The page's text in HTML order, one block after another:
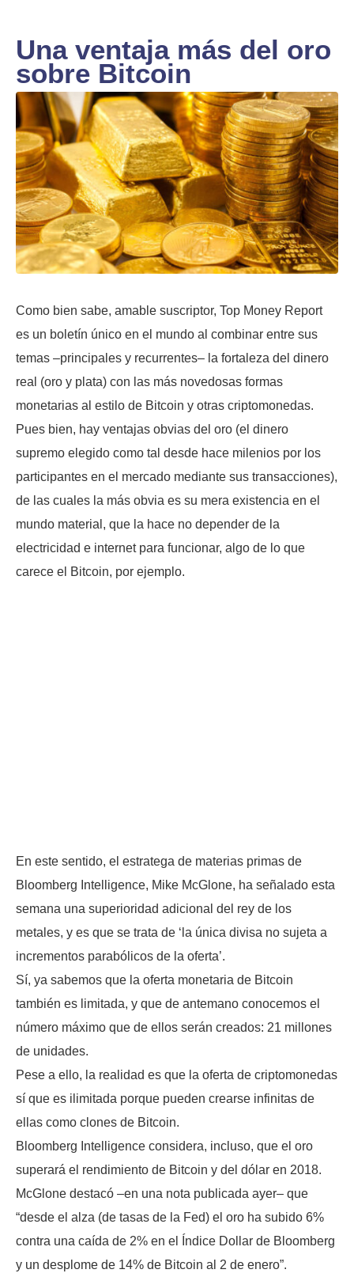
Una ventaja más del oro
sobre Bitcoin
Como bien sabe, amable suscriptor, Top Money Report
es un boletín único en el mundo al combinar entre sus
temas –principales y recurrentes– la fortaleza del dinero
real (oro y plata) con las más novedosas formas
monetarias al estilo de Bitcoin y otras criptomonedas.
Pues bien, hay ventajas obvias del oro (el dinero
supremo elegido como tal desde hace milenios por los
participantes en el mercado mediante sus transacciones),
de las cuales la más obvia es su mera existencia en el
mundo material, que la hace no depender de la
electricidad e internet para funcionar, algo de lo que
carece el Bitcoin, por ejemplo.
En este sentido, el estratega de materias primas de
Bloomberg Intelligence, Mike McGlone, ha señalado esta
semana una superioridad adicional del rey de los
metales, y es que se trata de ‘la única divisa no sujeta a
incrementos parabólicos de la oferta’.
Sí, ya sabemos que la oferta monetaria de Bitcoin
también es limitada, y que de antemano conocemos el
número máximo que de ellos serán creados: 21 millones
de unidades.
Pese a ello, la realidad es que la oferta de criptomonedas
sí que es ilimitada porque pueden crearse infinitas de
ellas como clones de Bitcoin.
Bloomberg Intelligence considera, incluso, que el oro
superará el rendimiento de Bitcoin y del dólar en 2018.
McGlone destacó –en una nota publicada ayer– que
“desde el alza (de tasas de la Fed) el oro ha subido 6%
contra una caída de 2% en el Índice Dollar de Bloomberg
y un desplome de 14% de Bitcoin al 2 de enero”.